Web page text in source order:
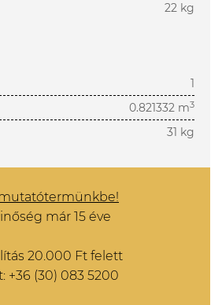
22 kg
1
0.821332 m3
31 kg
már 15 éve
20.000 Ft felett
+36 (30) 083 5200